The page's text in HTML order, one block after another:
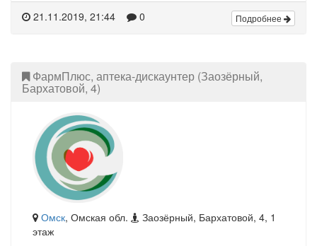
21.11.2019, 21:44 0 Подробнее
ФармПлюс, аптека-дискаунтер (Заозёрный,
Бархатовой, 4)
Омск, Омская обл.
Заозёрный, Бархатовой, 4, 1
этаж